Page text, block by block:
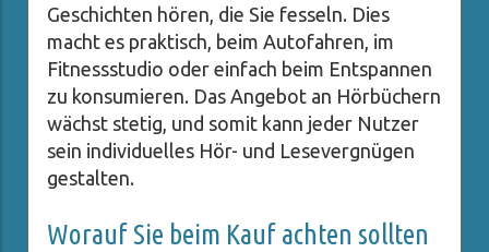
Geschichten hören, die Sie fesseln. Dies
macht es praktisch, beim Autofahren, im
Fitnessstudio oder einfach beim Entspannen
zu konsumieren. Das Angebot an Hörbüchern
wächst stetig, und somit kann jeder Nutzer
sein individuelles Hör- und Lesevergnügen
gestalten.
Worauf Sie beim Kauf achten sollten